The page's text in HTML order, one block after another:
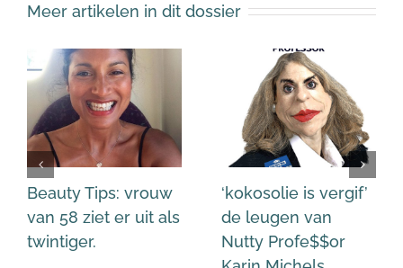
Meer artikelen in dit dossier
Beauty Tips: vrouw
van 58 ziet er uit als
twintiger.
‘kokosolie is vergif’
de leugen van
Nutty Profe$$or